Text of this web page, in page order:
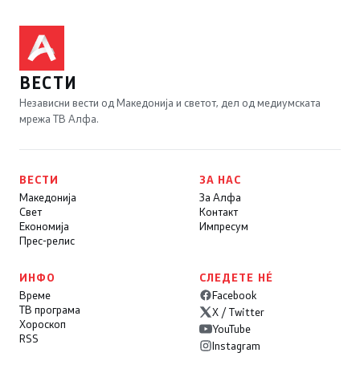
ВЕСТИ
Независни вести од Македонија и светот, дел од медиумската
мрежа ТВ Алфа.
ВЕСТИ
Македонија
Свет
Економија
Прес-релис
ЗА НАС
За Алфа
Контакт
Импресум
ИНФО
Време
ТВ програма
Хороскоп
RSS
СЛЕДЕТЕ НÉ
Facebook
X / Twitter
YouTube
Instagram